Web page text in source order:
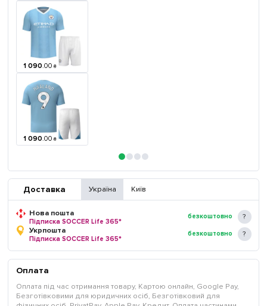
1 090.00 ₴
1 090. 00 ₴
Доставка Україна Київ
Нова пошта
Підписка SOCCER Life 365*
безкоштовно
Укрпошта
Підписка SOCCER Life 365*
безкоштовно
Оплата
Оплата під час отримання товару, Картою онлайн, Google Pay,
Безготівковими для юридичних осіб, Безготівковий для